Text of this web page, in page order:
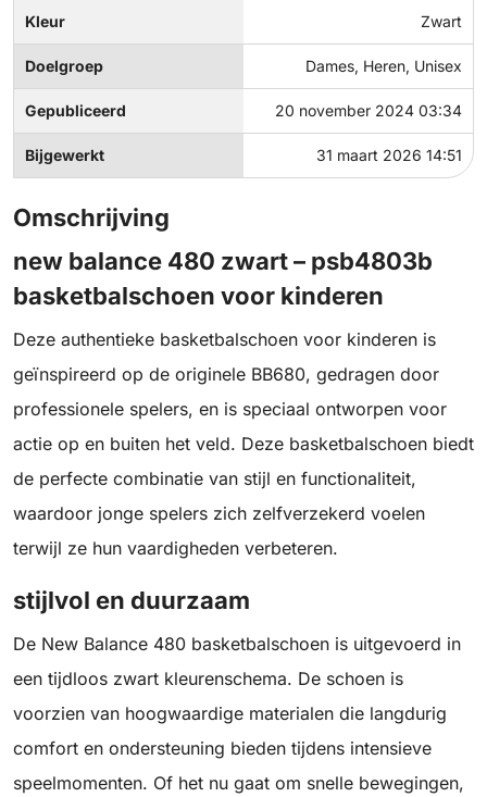
Kleur Zwart
Doelgroep Dames, Heren, Unisex
Gepubliceerd 20 november 2024 03:34
Bijgewerkt 31 maart 2026 14:51
Omschrijving
new balance 480 zwart – psb4803b
basketbalschoen voor kinderen
Deze authentieke basketbalschoen voor kinderen is
geïnspireerd op de originele BB680, gedragen door
professionele spelers, en is speciaal ontworpen voor
actie op en buiten het veld. Deze basketbalschoen biedt
de perfecte combinatie van stijl en functionaliteit,
waardoor jonge spelers zich zelfverzekerd voelen
terwijl ze hun vaardigheden verbeteren.
stijlvol en duurzaam
De New Balance 480 basketbalschoen is uitgevoerd in
een tijdloos zwart kleurenschema. De schoen is
voorzien van hoogwaardige materialen die langdurig
comfort en ondersteuning bieden tijdens intensieve
speelmomenten. Of het nu gaat om snelle bewegingen,